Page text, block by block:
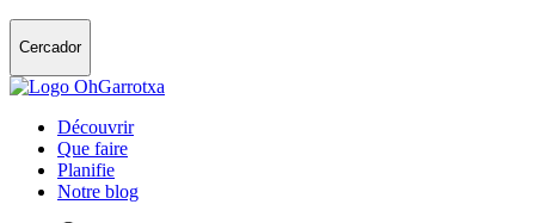
Cercador
Découvrir
Que faire
Planifie
Notre blog